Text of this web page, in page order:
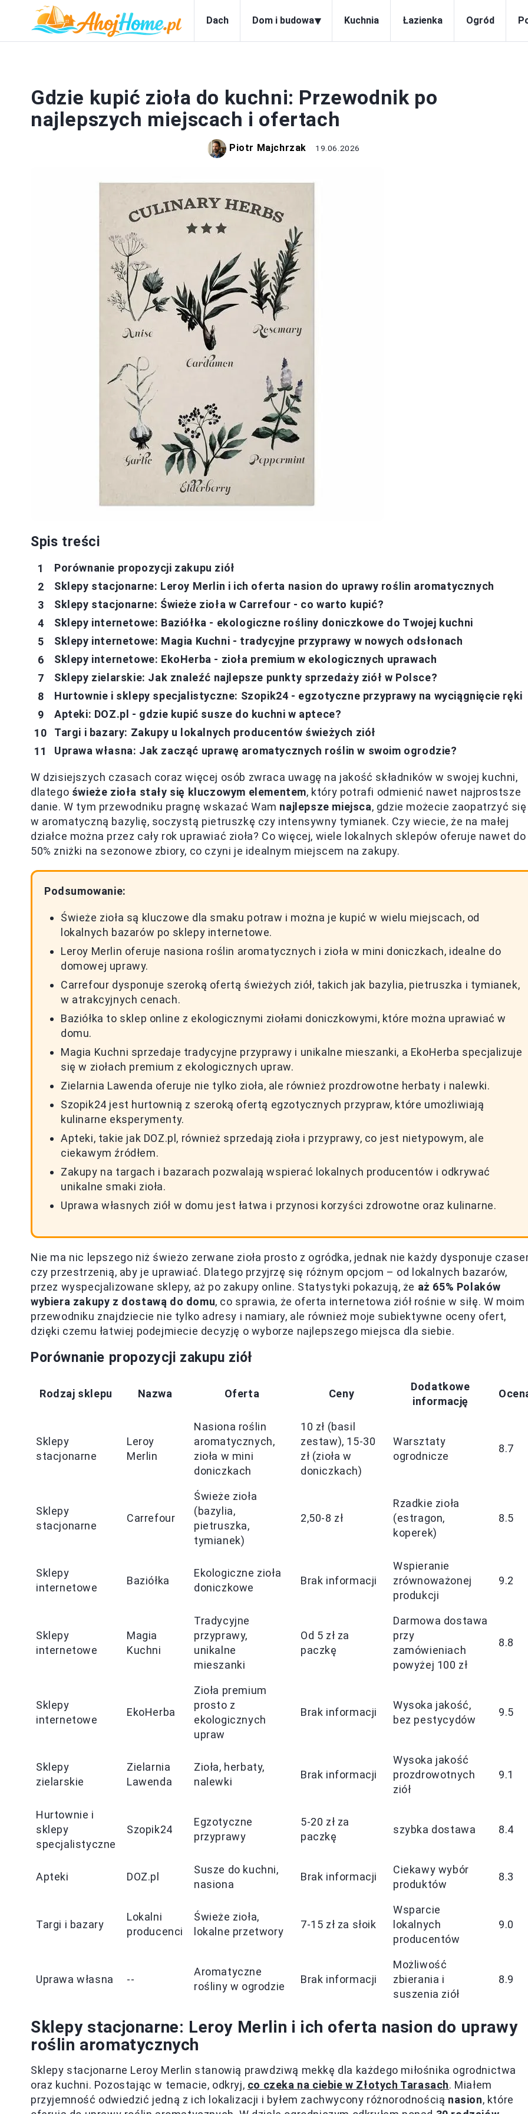
Dach Dom i budowa▾ Kuchnia Łazienka Ogród
Gdzie kupić zioła do kuchni: Przewodnik po
najlepszych miejscach i ofertach
Piotr Majchrzak 19.06.2026
Spis treści
Porównanie propozycji zakupu ziół
Sklepy stacjonarne: Leroy Merlin i ich oferta nasion do uprawy roślin aromatycznych
Sklepy stacjonarne: Świeże zioła w Carrefour - co warto kupić?
Sklepy internetowe: Baziółka - ekologiczne rośliny doniczkowe do Twojej kuchni
Sklepy internetowe: Magia Kuchni - tradycyjne przyprawy w nowych odsłonach
Sklepy internetowe: EkoHerba - zioła premium w ekologicznych uprawach
Sklepy zielarskie: Jak znaleźć najlepsze punkty sprzedaży ziół w Polsce?
Hurtownie i sklepy specjalistyczne: Szopik24 - egzotyczne przyprawy na wyciągnięcie ręki
Apteki: DOZ.pl - gdzie kupić susze do kuchni w aptece?
Targi i bazary: Zakupy u lokalnych producentów świeżych ziół
Uprawa własna: Jak zacząć uprawę aromatycznych roślin w swoim ogrodzie?
W dzisiejszych czasach coraz więcej osób zwraca uwagę na jakość składników w swojej kuchni,
dlatego świeże zioła stały się kluczowym elementem, który potrafi odmienić nawet najprostsze
danie. W tym przewodniku pragnę wskazać Wam najlepsze miejsca, gdzie możecie zaopatrzyć się
w aromatyczną bazylię, soczystą pietruszkę czy intensywny tymianek. Czy wiecie, że na małej
działce można przez cały rok uprawiać zioła? Co więcej, wiele lokalnych sklepów oferuje nawet do
50% zniżki na sezonowe zbiory, co czyni je idealnym miejscem na zakupy.
Podsumowanie:
Świeże zioła są kluczowe dla smaku potraw i można je kupić w wielu miejscach, od
lokalnych bazarów po sklepy internetowe.
Leroy Merlin oferuje nasiona roślin aromatycznych i zioła w mini doniczkach, idealne do
domowej uprawy.
Carrefour dysponuje szeroką ofertą świeżych ziół, takich jak bazylia, pietruszka i tymianek,
w atrakcyjnych cenach.
Baziółka to sklep online z ekologicznymi ziołami doniczkowymi, które można uprawiać w
domu.
Magia Kuchni sprzedaje tradycyjne przyprawy i unikalne mieszanki, a EkoHerba specjalizuje
się w ziołach premium z ekologicznych upraw.
Zielarnia Lawenda oferuje nie tylko zioła, ale również prozdrowotne herbaty i nalewki.
Szopik24 jest hurtownią z szeroką ofertą egzotycznych przypraw, które umożliwiają
kulinarne eksperymenty.
Apteki, takie jak DOZ.pl, również sprzedają zioła i przyprawy, co jest nietypowym, ale
ciekawym źródłem.
Zakupy na targach i bazarach pozwalają wspierać lokalnych producentów i odkrywać
unikalne smaki zioła.
Uprawa własnych ziół w domu jest łatwa i przynosi korzyści zdrowotne oraz kulinarne.
Nie ma nic lepszego niż świeżo zerwane zioła prosto z ogródka, jednak nie każdy dysponuje
czy przestrzenią, aby je uprawiać. Dlatego przyjrzę się różnym opcjom – od lokalnych bazarów,
przez wyspecjalizowane sklepy, aż po zakupy online. Statystyki pokazują, że aż 65% Polaków
wybiera zakupy z dostawą do domu, co sprawia, że oferta internetowa ziół rośnie w siłę. W moim
przewodniku znajdziecie nie tylko adresy i namiary, ale również moje subiektywne oceny ofert,
dzięki czemu łatwiej podejmiecie decyzję o wyborze najlepszego miejsca dla siebie.
Porównanie propozycji zakupu ziół
Rodzaj sklepu Nazwa Oferta Ceny
Dodatkowe
informację
Sklepy
stacjonarne
Leroy
Merlin
Nasiona roślin
aromatycznych,
zioła w mini
doniczkach
10 zł (basil
zestaw), 15-30
zł (zioła w
doniczkach)
Warsztaty
ogrodnicze
8.7
Sklepy
stacjonarne
Carrefour
Świeże zioła
(bazylia,
pietruszka,
tymianek)
2,50-8 zł
Rzadkie zioła
(estragon,
koperek)
8.5
Sklepy
internetowe
Baziółka
Ekologiczne zioła
doniczkowe
Brak informacji
Wspieranie
zrównoważonej
produkcji
9.2
Sklepy
internetowe
Magia
Kuchni
Tradycyjne
przyprawy,
unikalne
mieszanki
Od 5 zł za
paczkę
Darmowa dostawa
przy
zamówieniach
powyżej 100 zł
8.8
Sklepy
internetowe
EkoHerba
Zioła premium
prosto z
ekologicznych
upraw
Brak informacji
Wysoka jakość,
bez pestycydów
9.5
Sklepy
zielarskie
Zielarnia
Lawenda
Zioła, herbaty,
nalewki
Brak informacji
Wysoka jakość
prozdrowotnych
ziół
9.1
Hurtownie i
sklepy
specjalistyczne
Szopik24
Egzotyczne
przyprawy
5-20 zł za
paczkę
szybka dostawa 8.4
Apteki DOZ.pl
Susze do kuchni,
nasiona
Brak informacji
Ciekawy wybór
produktów
8.3
Targi i bazary
Lokalni
producenci
Świeże zioła,
lokalne przetwory
7-15 zł za słoik
Wsparcie
lokalnych
producentów
9.0
Uprawa własna --
Aromatyczne
rośliny w ogrodzie
Brak informacji
Możliwość
zbierania i
suszenia ziół
8.9
Sklepy stacjonarne: Leroy Merlin i ich oferta nasion do uprawy
roślin aromatycznych
Sklepy stacjonarne Leroy Merlin stanowią prawdziwą mekkę dla każdego miłośnika ogrodnictwa
oraz kuchni. Pozostając w temacie, odkryj, co czeka na ciebie w Złotych Tarasach. Miałem
przyjemność odwiedzić jedną z ich lokalizacji i byłem zachwycony różnorodnością nasion, które